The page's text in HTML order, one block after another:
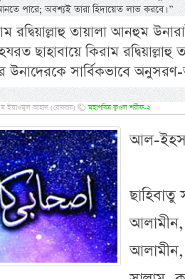
পারে; অবশ্যই তারা হিদায়েত লাভ করবে। ”
রদ্বিয়াল্লাহু তায়ালা আনহুম
ছাহাবায়ে কিরাম রদ্বিয়াল্লাহু
সার্বিকভাবে
আহাদ (রোববার) মহাপবিত্র ক্বওল শরীফ-২
আল-
ছাহিবাতু
আলামীন,
আলামীন,